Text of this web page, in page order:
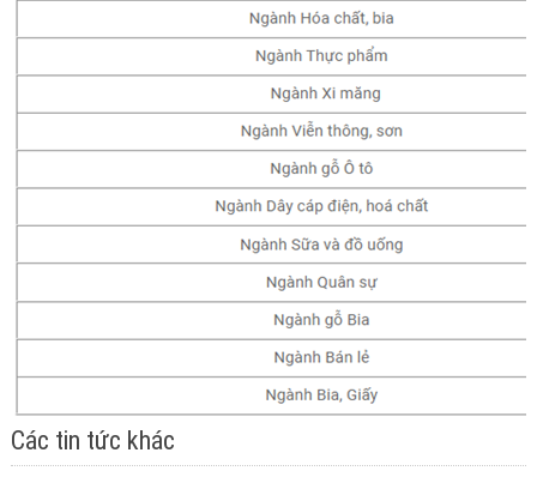
Các tin tức khác